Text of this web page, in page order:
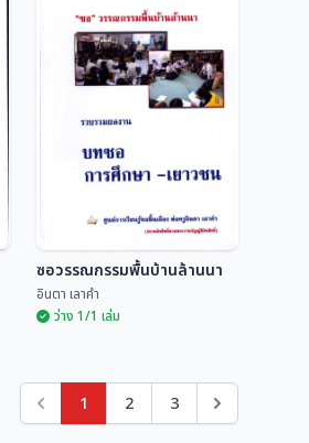
วรรณพิมพ์ล้านนา
วรรณกรรมที่ตีพิมพ์ด้วย
อักษรธรรมล้านนา 60
จีรยุทธ ไชยจารุวณิช
ซอวรรณกรรมพื้นบ้านล้านนา
อินตา เลาคำ
ว่าง 1/1 เล่ม
1 2 3